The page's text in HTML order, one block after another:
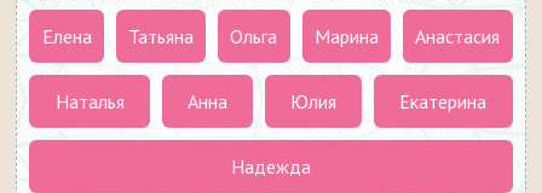
Елена Татьяна Ольга Марина Анастасия
Наталья Анна Юлия Екатерина
Надежда